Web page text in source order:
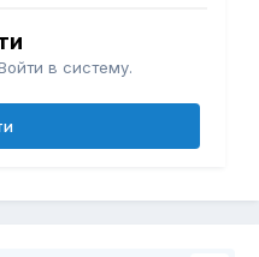
в систему.